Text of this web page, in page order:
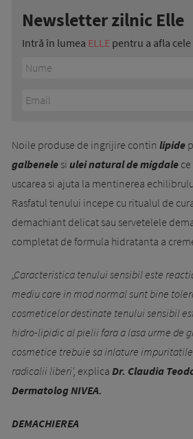
Newsletter zilnic Elle
Intră în lumea ELLE pentru a afla
Noile produse de ingrijire contin lipide
galbenelesi ulei natural de migdale
uscarea si ajuta la mentinerea
Rasfatul tenului incepe cu ritualul de
demachiant delicat sau servetelele
completat de formula hidratanta a
„Caracteristica tenului sensibil este
mediu care in mod normal sunt bine
cosmeticelor destinate tenului sensibil
hidro-lipidic al pielii fara a lasa urme de
cosmetice trebuie sa inlature
radicalii liberi', explica Dr. Claudia
Dermatolog NIVEA.
DEMACHIEREA